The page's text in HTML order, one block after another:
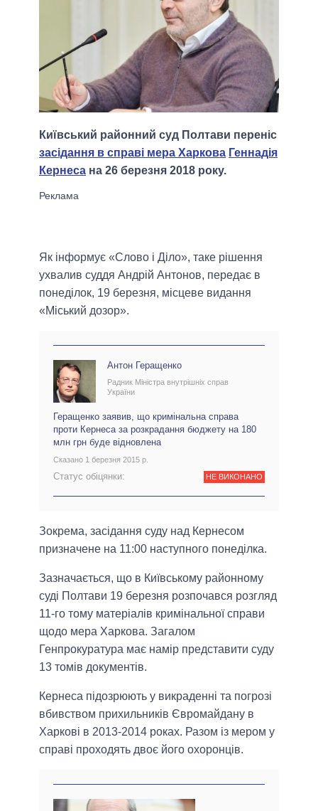
Київський районний суд Полтави переніс
засідання в справі мера Харкова Геннадія
Кернеса на 26 березня 2018 року.
Як інформує «Слово і Діло», таке рішення
ухвалив суддя Андрій Антонов, передає в
понеділок, 19 березня, місцеве видання
«Міський дозор».
Антон Геращенко
Радник Міністра внутрішніх справ
України
Геращенко заявив, що кримінальна справа
проти Кернеса за розкрадання бюджету на 180
млн грн буде відновлена
Сказано 1 березня 2015 р.
Статус обіцянки: НЕ ВИКОНАНО
Зокрема, засідання суду над Кернесом
призначене на 11:00 наступного понеділка.
Зазначається, що в Київському районному
суді Полтави 19 березня розпочався розгляд
11-го тому матеріалів кримінальної справи
щодо мера Харкова. Загалом
Генпрокуратура має намір представити суду
13 томів документів.
Кернеса підозрюють у викраденні та погрозі
вбивством прихильників Євромайдану в
Харкові в 2013-2014 роках. Разом із мером у
справі проходять двоє його охоронців.